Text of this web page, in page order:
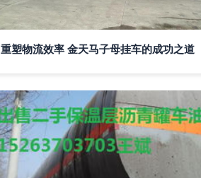
重塑物流效率 金天马子母挂车的成功之道